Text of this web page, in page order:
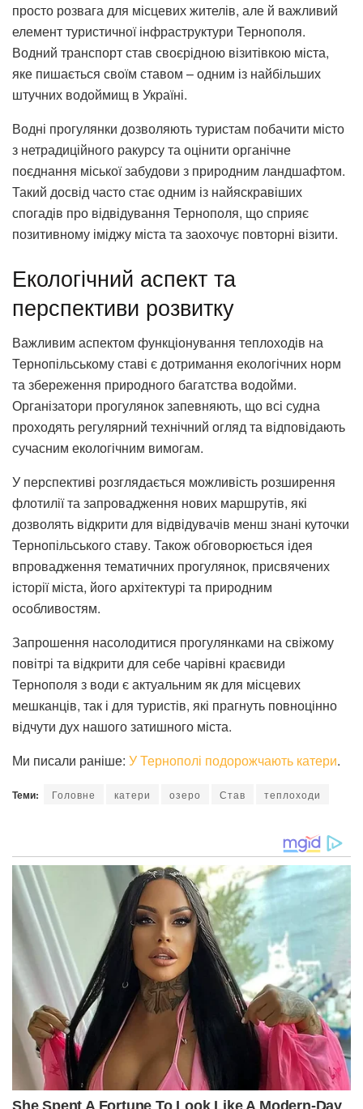
просто розвага для місцевих жителів, але й важливий
елемент туристичної інфраструктури Тернополя.
Водний транспорт став своєрідною візитівкою міста,
яке пишається своїм ставом – одним із найбільших
штучних водоймищ в Україні.
Водні прогулянки дозволяють туристам побачити місто
з нетрадиційного ракурсу та оцінити органічне
поєднання міської забудови з природним ландшафтом.
Такий досвід часто стає одним із найяскравіших
спогадів про відвідування Тернополя, що сприяє
позитивному іміджу міста та заохочує повторні візити.
Екологічний аспект та
перспективи розвитку
Важливим аспектом функціонування теплоходів на
Тернопільському ставі є дотримання екологічних норм
та збереження природного багатства водойми.
Організатори прогулянок запевняють, що всі судна
проходять регулярний технічний огляд та відповідають
сучасним екологічним вимогам.
У перспективі розглядається можливість розширення
флотилії та запровадження нових маршрутів, які
дозволять відкрити для відвідувачів менш знані куточки
Тернопільського ставу. Також обговорюється ідея
впровадження тематичних прогулянок, присвячених
історії міста, його архітектурі та природним
особливостям.
Запрошення насолодитися прогулянками на свіжому
повітрі та відкрити для себе чарівні краєвиди
Тернополя з води є актуальним як для місцевих
мешканців, так і для туристів, які прагнуть повноцінно
відчути дух нашого затишного міста.
Ми писали раніше: У Тернополі подорожчають катери.
Теми: Головне катери озеро Став теплоходи